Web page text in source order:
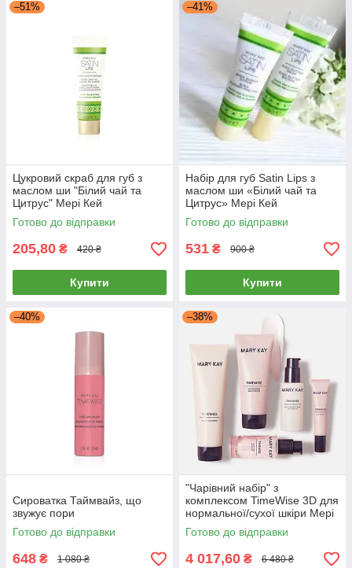
–51%
Цукровий скраб для губ з
маслом ши "Білий чай та
Цитрус" Мері Кей
Готово до відправки
205,80 ₴ 420 ₴
Купити
–41%
Набір для губ Satin Lips з
маслом ши «Білий чай та
Цитрус» Мері Кей
Готово до відправки
531 ₴ 900 ₴
Купити
–40%
Сироватка Таймвайз, що
звужує пори
Готово до відправки
648 ₴ 1 080 ₴
–38%
"Чарівний набір" з
комплексом TimeWise 3D для
нормальної/сухої шкіри Мері
Кей
Готово до відправки
4 017,60 ₴ 6 480 ₴